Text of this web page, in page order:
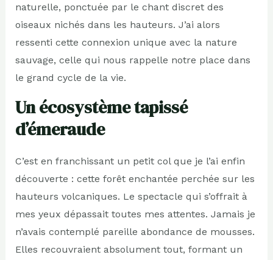
naturelle, ponctuée par le chant discret des
oiseaux nichés dans les hauteurs. J’ai alors
ressenti cette connexion unique avec la nature
sauvage, celle qui nous rappelle notre place dans
le grand cycle de la vie.
Un écosystème tapissé
d’émeraude
C’est en franchissant un petit col que je l’ai enfin
découverte : cette forêt enchantée perchée sur les
hauteurs volcaniques. Le spectacle qui s’offrait à
mes yeux dépassait toutes mes attentes. Jamais je
n’avais contemplé pareille abondance de mousses.
Elles recouvraient absolument tout, formant un